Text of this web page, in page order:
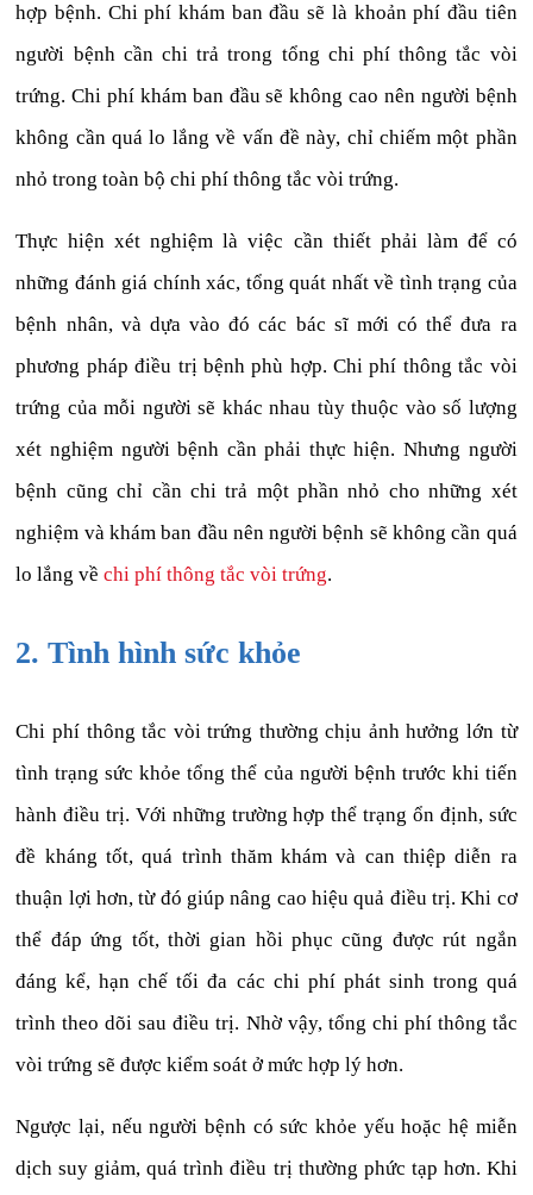
hợp bệnh. Chi phí khám ban đầu sẽ là khoản phí đầu tiên
người bệnh cần chi trả trong tổng chi phí thông tắc vòi
trứng. Chi phí khám ban đầu sẽ không cao nên người bệnh
không cần quá lo lắng về vấn đề này, chỉ chiếm một phần
nhỏ trong toàn bộ chi phí thông tắc vòi trứng.
Thực hiện xét nghiệm là việc cần thiết phải làm để có
những đánh giá chính xác, tổng quát nhất về tình trạng của
bệnh nhân, và dựa vào đó các bác sĩ mới có thể đưa ra
phương pháp điều trị bệnh phù hợp. Chi phí thông tắc vòi
trứng của mỗi người sẽ khác nhau tùy thuộc vào số lượng
xét nghiệm người bệnh cần phải thực hiện. Nhưng người
bệnh cũng chỉ cần chi trả một phần nhỏ cho những xét
nghiệm và khám ban đầu nên người bệnh sẽ không cần quá
lo lắng vềchi phí thông tắc vòi trứng.
2. Tình hình sức khỏe
Chi phí thông tắc vòi trứng thường chịu ảnh hưởng lớn từ
tình trạng sức khỏe tổng thể của người bệnh trước khi tiến
hành điều trị. Với những trường hợp thể trạng ổn định, sức
đề kháng tốt, quá trình thăm khám và can thiệp diễn ra
thuận lợi hơn, từ đó giúp nâng cao hiệu quả điều trị. Khi cơ
thể đáp ứng tốt, thời gian hồi phục cũng được rút ngắn
đáng kể, hạn chế tối đa các chi phí phát sinh trong quá
trình theo dõi sau điều trị. Nhờ vậy, tổng chi phí thông tắc
vòi trứng sẽ được kiểm soát ở mức hợp lý hơn.
Ngược lại, nếu người bệnh có sức khỏe yếu hoặc hệ miễn
dịch suy giảm, quá trình điều trị thường phức tạp hơn. Khi